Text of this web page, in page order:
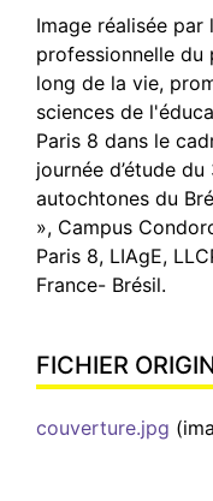
Image réalisée
professionnelle du
long de la vie,
sciences de
Paris 8 dans le
journée d’étude
autochtones du
», Campus
Paris 8, LIAgE,
France- Brésil.
FICHIER
couverture.jpg